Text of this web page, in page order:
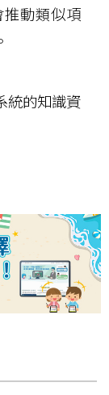
動類似項
統的知識資